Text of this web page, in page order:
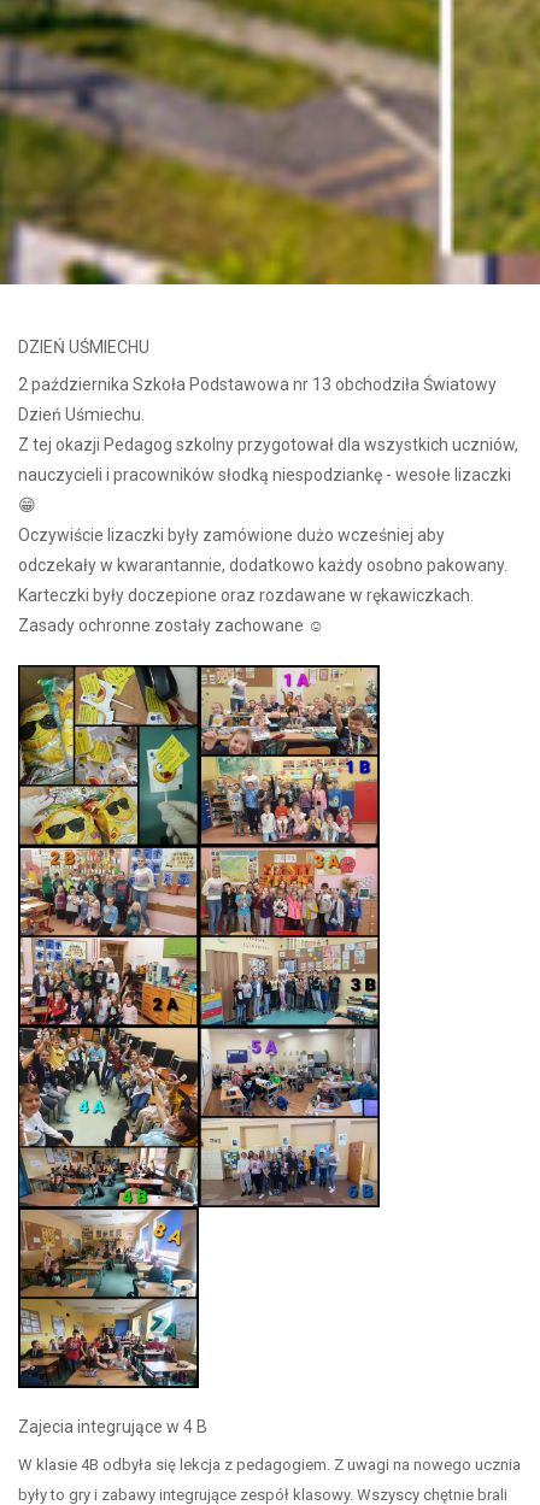
DZIEŃ UŚMIECHU
2 października Szkoła Podstawowa nr 13 obchodziła Światowy
Dzień Uśmiechu.
Z tej okazji Pedagog szkolny przygotował dla wszystkich uczniów,
nauczycieli i pracowników słodką niespodziankę - wesołe lizaczki
😁
Oczywiście lizaczki były zamówione dużo wcześniej aby
odczekały w kwarantannie, dodatkowo każdy osobno pakowany.
Karteczki były doczepione oraz rozdawane w rękawiczkach.
Zasady ochronne zostały zachowane ☺
Zajecia integrujące w 4 B
W klasie 4B odbyła się lekcja z pedagogiem. Z uwagi na nowego ucznia
były to gry i zabawy integrujące zespół klasowy. Wszyscy chętnie brali